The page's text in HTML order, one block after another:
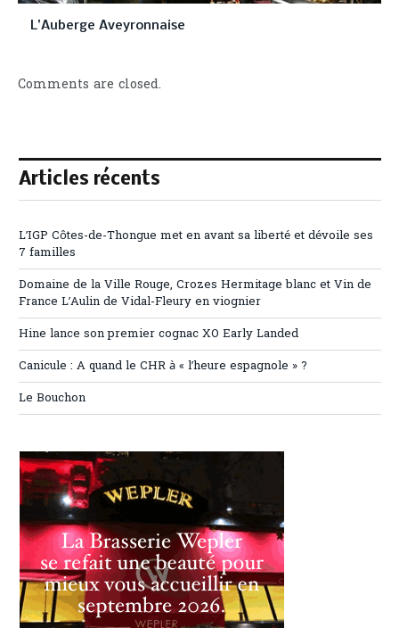
L’Auberge Aveyronnaise
Comments are closed.
Articles récents
L’IGP Côtes-de-Thongue met en avant sa liberté et dévoile ses
7 familles
Domaine de la Ville Rouge, Crozes Hermitage blanc et Vin de
France L’Aulin de Vidal-Fleury en viognier
Hine lance son premier cognac XO Early Landed
Canicule : A quand le CHR à « l’heure espagnole » ?
Le Bouchon